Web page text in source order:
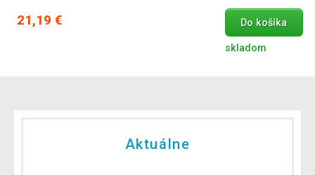
21,19 € Do košíka
skladom
Aktuálne